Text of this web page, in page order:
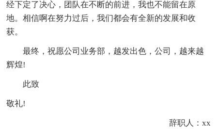
经下定了决心，团队在不断的前进，我也不能留在原
地。相信啊在努力过后，我们都会有全新的发展和收
获。
最终，祝愿公司业务部，越发出色，公司，越来越
辉煌!
此致
敬礼!
辞职人：xx